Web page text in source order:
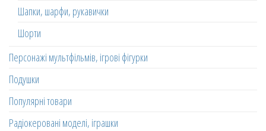
Шапки, шарфи, рукавички
Шорти
Персонажі мультфільмів, ігрові фігурки
Подушки
Популярні товари
Радіокеровані моделі, іграшки